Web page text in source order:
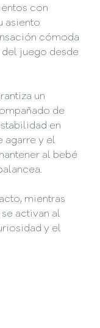
con
asiento
cómoda
del juego desde
un
de
en
agarre y el
al bebé
mientras
activan al
y el